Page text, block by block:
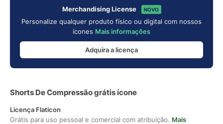
Merchandising License NOVO
Personalize qualquer produto físico ou digital com nossos
ícones Mais informações
Adquira a licença
Shorts De Compressão grátis ícone
Licença Flaticon
Grátis para uso pessoal e comercial com atribuição. Mais